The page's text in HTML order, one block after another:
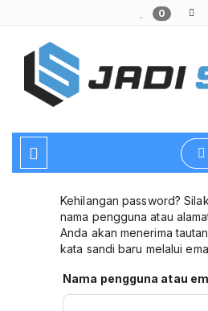
0
Kehilangan password?
nama pengguna atau
Anda akan menerima
kata sandi baru melalui
Nama pengguna atau